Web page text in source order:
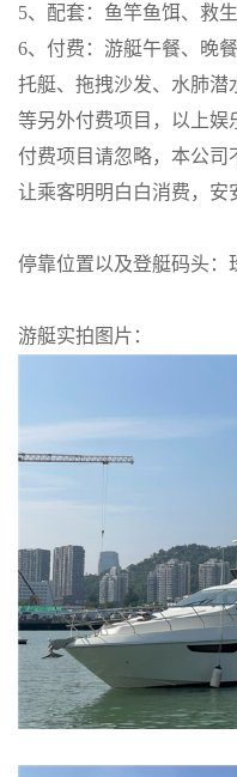
5、 配套：鱼竿鱼饵、救
6、付费： 游艇午餐、晚
托艇、拖拽沙发、水肺潜
等另外付费项目，以上娱
付费项目请忽略，本公司
让乘客明明白白消费，安
停靠位置以及登艇码头 ：
游艇实拍图片：